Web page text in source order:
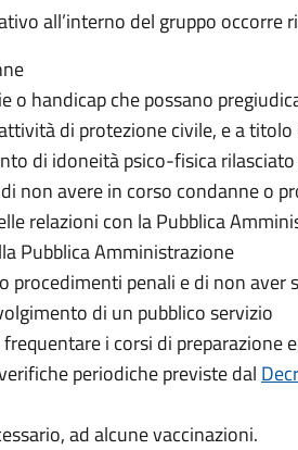
all’interno del gruppo occorre
o handicap che possano
di protezione civile, e a
di idoneità psico-fisica
non avere in corso condanne o
relazioni con la Pubblica
Pubblica Amministrazione
procedimenti penali e di non aver
di un pubblico servizio
i corsi di preparazione
periodiche previste dal
ad alcune vaccinazioni.